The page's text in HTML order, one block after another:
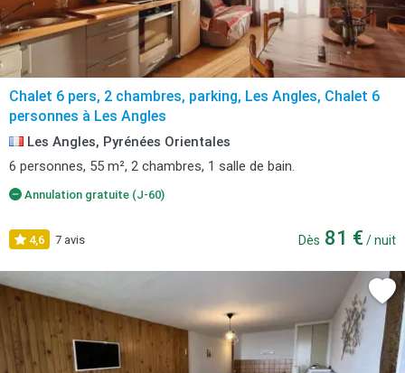
Chalet 6 pers, 2 chambres, parking, Les Angles, Chalet 6
personnes à Les Angles
Les Angles, Pyrénées Orientales
6 personnes, 55 m², 2 chambres, 1 salle de bain.
Annulation gratuite (J-60)
4,6 7 avis Dès 81 € / nuit